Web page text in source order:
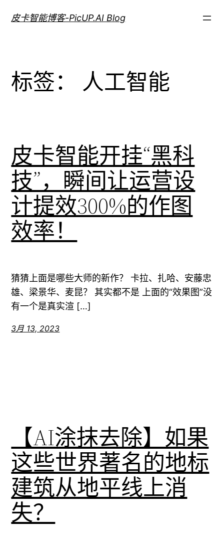
皮卡智能博客-PicUP.AI Blog
标签： 人工智能
皮卡智能开挂“黑科
技”，瞬间让运营设
计提效300%的作图
效率！
猜猜上面是哪些大师的新作？ 卡拉、扎哈、安藤忠
雄、梁景华、麦昆？ 其实都不是 上面的“效果图”没
有一个是真实渲 […]
3月 13, 2023
【AI涂抹去除】如果
这些世界著名的地标
建筑从地平线上消
失？